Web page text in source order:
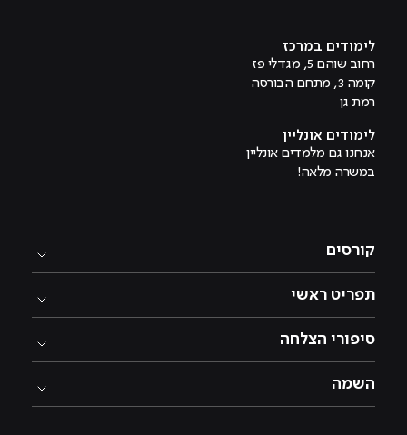
לימודים במרכז
רחוב שוהם 5, מגדלי פז
קומה 3, מתחם הבורסה
רמת גן
לימודים אונליין
אנחנו גם מלמדים אונליין
במשרה מלאה!
קורסים
תפריט ראשי
סיפורי הצלחה
השמה